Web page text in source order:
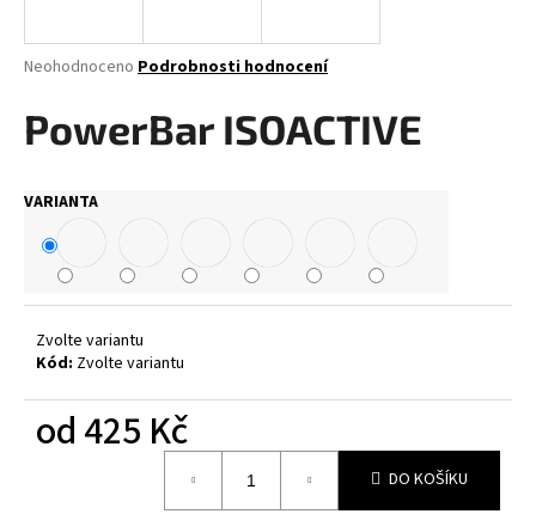
Průměrné
produktu
je
5
hvězdiček.
Neohodnoceno Podrobnosti hodnocení
PowerBar ISOACTIVE
VARIANTA
Zvolte variantu
Kód: Zvolte variantu
od425 Kč
DO KOŠÍKU
j
t
?
HLEDAT
o
p